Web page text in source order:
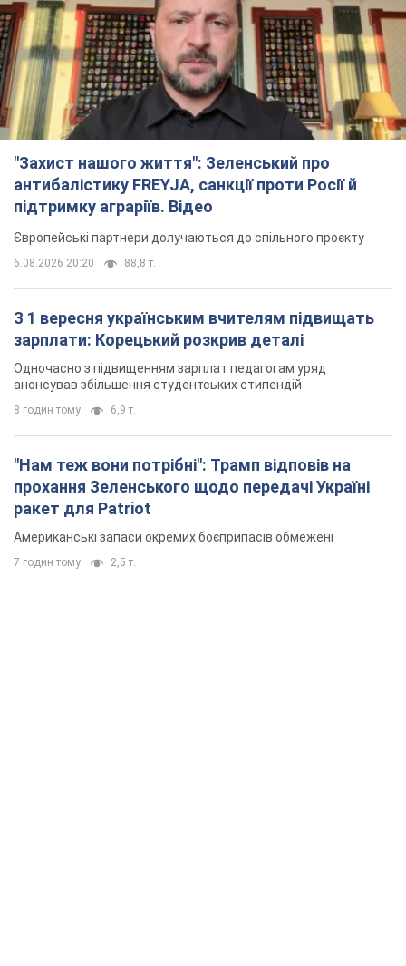
"Захист нашого життя": Зеленський про
антибалістику FREYJA, санкції проти Росії й
підтримку аграріїв. Відео
Європейські партнери долучаються до спільного проєкту
6.08.2026 20:20 88,8 т.
З 1 вересня українським вчителям підвищать
зарплати: Корецький розкрив деталі
Одночасно з підвищенням зарплат педагогам уряд
анонсував збільшення студентських стипендій
8 годин тому 6,9 т.
"Нам теж вони потрібні": Трамп відповів на
прохання Зеленського щодо передачі Україні
ракет для Patriot
Американські запаси окремих боєприпасів обмежені
7 годин тому 2,5 т.